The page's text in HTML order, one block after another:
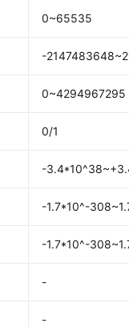
0~65535
-
0~4294967295
0/1
-
-1.7*10^-
-1.7*10^-
-
-